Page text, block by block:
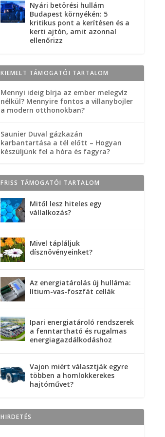
Nyári betörési hullám
Budapest környékén: 5
kritikus pont a kerítésen és a
kerti ajtón, amit azonnal
ellenőrizz
KIEMELT TÁMOGATÓI TARTALOM
Mennyi ideig bírja az ember melegvíz
nélkül? Mennyire fontos a villanybojler
a modern otthonokban?
Saunier Duval gázkazán
karbantartása a tél előtt – Hogyan
készüljünk fel a hóra és fagyra?
FRISS TÁMOGATÓI TARTALOM
Mitől lesz hiteles egy
vállalkozás?
Mivel tápláljuk
dísznövényeinket?
Az energiatárolás új hulláma:
lítium-vas-foszfát cellák
Ipari energiatároló rendszerek
a fenntartható és rugalmas
energiagazdálkodáshoz
Vajon miért választják egyre
többen a homlokkerekes
hajtóművet?
HIRDETÉS